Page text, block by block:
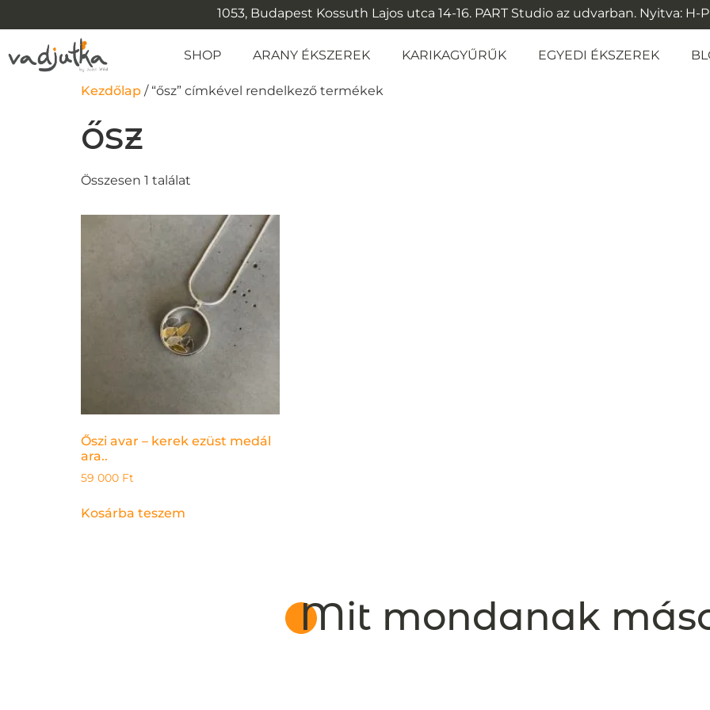
1053, Budapest Kossuth Lajos utca 14-16. PART Studio az udvarban. Nyitva: H-P:
SHOP ARANY ÉKSZEREK KARIKAGYŰRŰK EGYEDI ÉKSZEREK
Kezdőlap / “ősz” címkével rendelkező termékek
ősz
Összesen 1 találat
Őszi avar – kerek ezüst medál
ara..
59 000 Ft
Kosárba teszem
Mit mondanak